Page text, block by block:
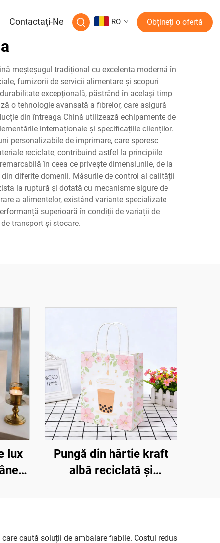
Contactați-Ne RO Obțineți o ofertă
meșteșugul tradițional cu excelenta modernă în
furnizorii de servicii alimentare și scopuri
excepțională, păstrând în același timp
o tehnologie avansată a fibrelor, care asigură
din întreaga Chină utilizează echipamente de
internaționale și specificațiile clienților.
personalizabile de imprimare, care sporesc
reciclate, contribuind astfel la principiile
în ceea ce privește dimensiunile, de la
diferite domenii. Măsurile de control al calității
la ruptură și dotată cu mecanisme sigure de
a alimentelor, existând variante specializate
superioară în condiții de variații de
transport și stocare.
lux
Pungă din hârtie kraft
albă reciclată și
fast-food din hârtie kraft
caută soluții de ambalare fiabile. Costul redus